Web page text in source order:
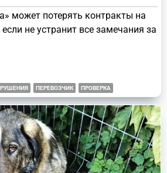
может потерять контракты на
не устранит все замечания за
ПЕРЕВОЗЧИК ПРОВЕРКА